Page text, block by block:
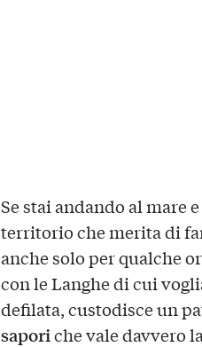
Se stai andando al mare
territorio che merita di
anche solo per qualche
con le Langhe di cui
defilata, custodisce un
saporiche vale davvero